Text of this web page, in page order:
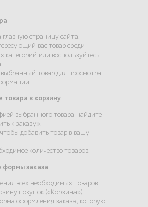
главную страницу сайта.
вас товар среди
категорий или воспользуйтесь
товар для просмотра
в корзину
выбранного товара найдите
к заказу».
добавить товар в вашу
количество товаров.
формы заказа
всех необходимых товаров
покупок («Корзина»).
оформления заказа, которую